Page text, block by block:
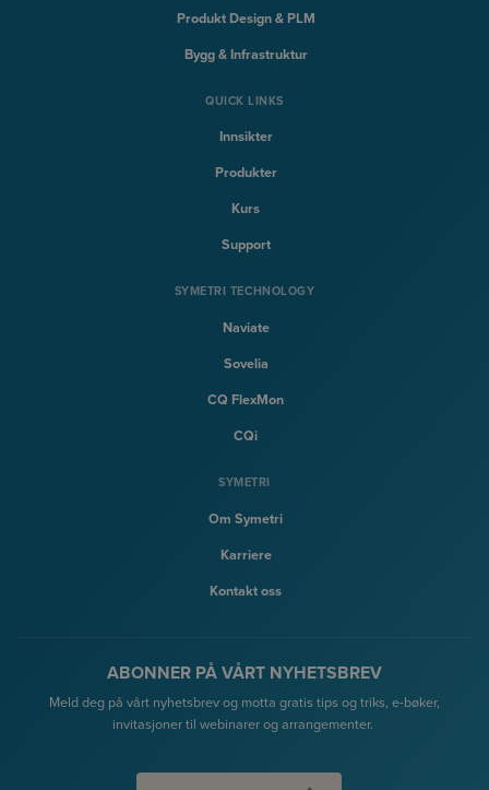
Produkt Design & PLM
Bygg & Infrastruktur
QUICK LINKS
Innsikter
Produkter
Kurs
Support
SYMETRI TECHNOLOGY
Naviate
Sovelia
CQ FlexMon
CQi
SYMETRI
Om Symetri
Karriere
Kontakt oss
ABONNER PÅ VÅRT NYHETSBREV
Meld deg på vårt nyhetsbrev og motta gratis tips og triks, e-bøker,
invitasjoner til webinarer og arrangementer.